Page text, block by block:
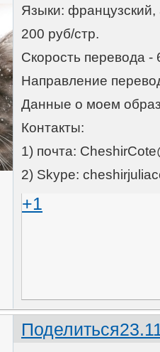
Языки: французский,
200 руб/стр.
Скорость перевода -
Направление
Данные о моем
Контакты:
1) почта:
2) Skype:
+1
Поделиться